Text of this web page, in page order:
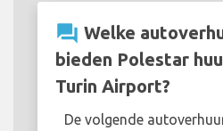
question_answer Welke
bieden Polestar
Turin Airport?
De volgende